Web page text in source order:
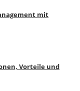
mit
Vorteile und